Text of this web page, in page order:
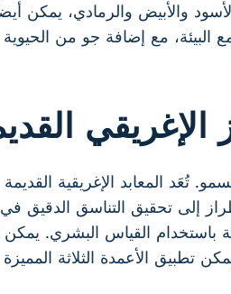
والأبيض والرمادي، يمكن
مع إضافة جو من الحيوية
تُعَد المعابد الإغريقية
إلى تحقيق التناسق الدقيق
باستخدام القياس البشري.
تطبيق الأعمدة الثلاثة